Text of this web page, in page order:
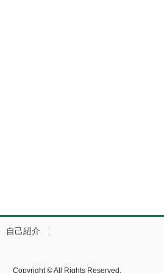
自己紹介
Copyright © All Rights Reserved.